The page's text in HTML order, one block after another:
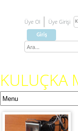
Üye Ol Üye Girişi
KULUÇKA